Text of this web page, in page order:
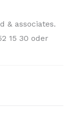
& associates.
15 30 oder